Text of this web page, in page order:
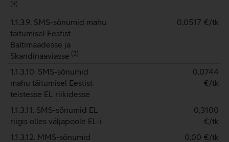
(4)
1.1.3.9. SMS-sõnumid mahu
täitumisel Eestist
Baltimaadesse ja
Skandinaaviasse (3)
0,0517 €/tk
1.1.3.10. SMS-sõnumid
mahu täitumisel Eestist
teistesse EL riikidesse
0,0744
€/tk
1.1.3.11. SMS-sõnumid EL
riigis olles väljapoole EL-i
0,3100
€/tk
1.1.3.12. MMS-sõnumid
0,00 €/tk